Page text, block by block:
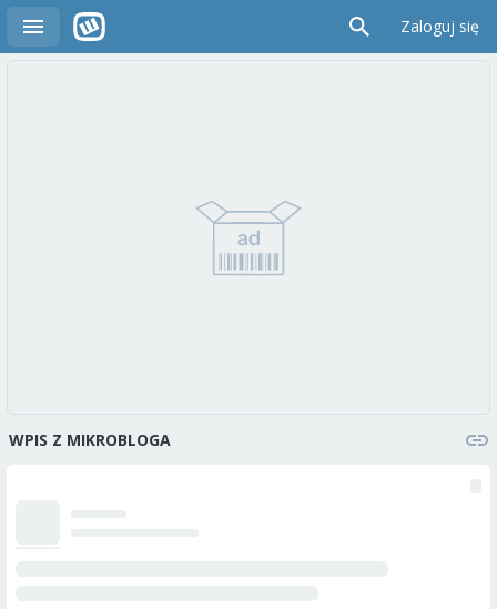
Zaloguj się
WPIS Z MIKROBLOGA